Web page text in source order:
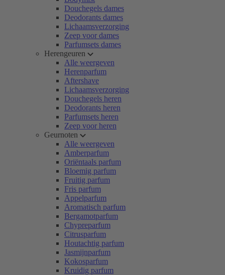
Douchegels dames
Deodorants dames
Lichaamsverzorging
Zeep voor dames
Parfumsets dames
Herengeuren
Alle weergeven
Herenparfum
Aftershave
Lichaamsverzorging
Douchegels heren
Deodorants heren
Parfumsets heren
Zeep voor heren
Geurnoten
Alle weergeven
Amberparfum
Oriëntaals parfum
Bloemig parfum
Fruitig parfum
Fris parfum
Appelparfum
Aromatisch parfum
Bergamotparfum
Chypreparfum
Citrusparfum
Houtachtig parfum
Jasmijnparfum
Kokosparfum
Kruidig parfum